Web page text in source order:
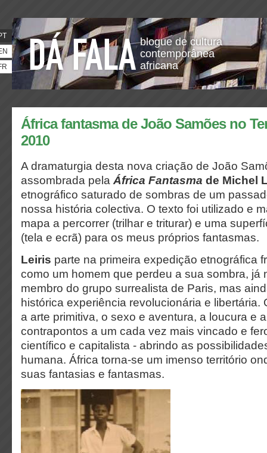
blogue de cultura
contemporânea
africana
África fantasma de João Samões no
2010
A dramaturgia desta nova criação de João
assombrada pela África Fantasma de Michel
etnográfico saturado de sombras de um
nossa história colectiva. O texto foi utilizado e
mapa a percorrer (trilhar e triturar) e uma
(tela e ecrã) para os meus próprios fantasmas.
Leiris parte na primeira expedição etnográfica
como um homem que perdeu a sua sombra, já
membro do grupo surrealista de Paris, mas
histórica experiência revolucionária e libertária.
a arte primitiva, o sexo e aventura, a loucura e
contrapontos a um cada vez mais vincado e
científico e capitalista - abrindo as
humana. África torna-se um imenso território
suas fantasias e fantasmas.